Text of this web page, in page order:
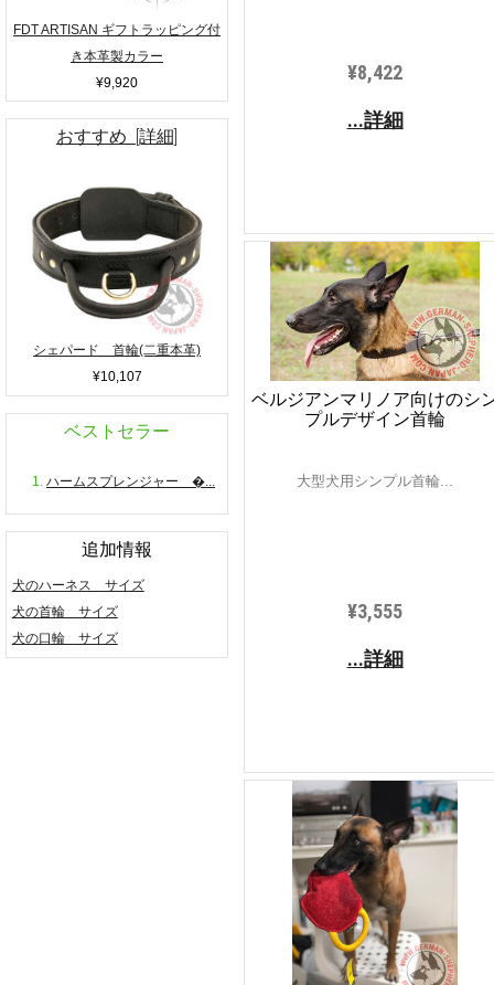
FDT ARTISAN ギフトラッピング付
き本革製カラー
¥9,920
おすすめ [詳細]
シェパード 首輪(二重本革)
¥10,107
ベストセラー
ハームスプレンジャー �...
追加情報
犬のハーネス サイズ
犬の首輪 サイズ
犬の口輪 サイズ
¥8,422
...詳細
ベルジアンマリノア向けのシ
プルデザイン首輪
大型犬用シンプル首輪...
¥3,555
...詳細